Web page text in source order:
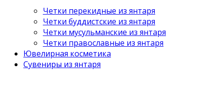
Четки перекидные из янтаря
Четки буддистские из янтаря
Четки мусульманские из янтаря
Четки православные из янтаря
Ювелирная косметика
Сувениры из янтаря